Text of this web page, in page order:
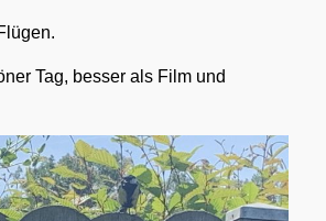
Tag, besser als Film und